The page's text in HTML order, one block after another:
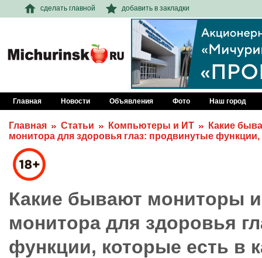
сделать главной добавить в закладки
Главная Новости Объявления Фото Наш город
Главная Статьи Компьютеры и ИТ
Какие
монитора для здоровья глаз: продвинутые
Какие бывают мониторы и
монитора для здоровья
функции, которые есть в